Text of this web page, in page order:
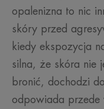
opalenizna to nic
skóry przed
kiedy ekspozycja
silna, że skóra nie
bronić, dochodzi
odpowiada przede